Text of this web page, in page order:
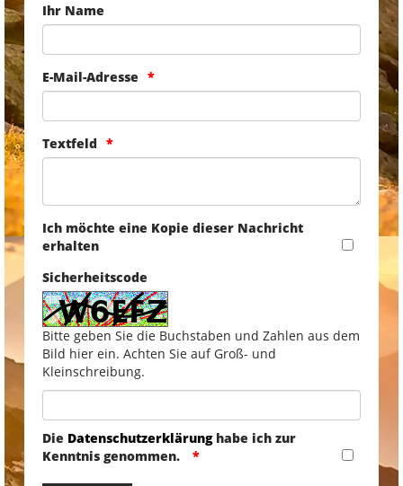
Ihr Name
E-Mail-Adresse
Textfeld
Ich möchte eine Kopie dieser Nachricht
erhalten
Sicherheitscode
Bitte geben Sie die Buchstaben und Zahlen aus dem
Bild hier ein. Achten Sie auf Groß- und
Kleinschreibung.
Die Datenschutzerklärunghabe ich zur
Kenntnis genommen.